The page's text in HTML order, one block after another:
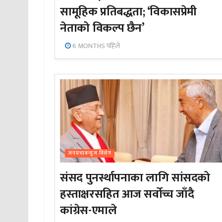
सामूहिक प्रतिबद्धता; ‘विकासप्रेमी
नेताको विकल्प छैन’
6 MONTHS पहिले
जनप्रभाबन्युज विशेष
संसद पुनर्स्थापनाका लागि सांसदको
हस्ताक्षरसहित आज सर्वोच्च जाँदै
कांग्रेस-एमाले